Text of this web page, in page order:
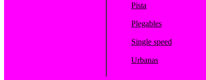
Pista
Plegables
Single speed
Urbanas